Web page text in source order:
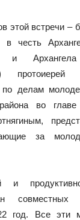
этой встречи –
в честь
и
по делам
района во
за
и
совместных
год. Все эти